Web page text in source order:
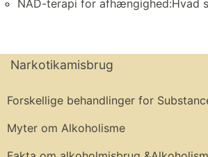
NAD-terapi for afhængighed:Hvad
Narkotikamisbrug
Forskellige behandlinger for
Myter om Alkoholisme